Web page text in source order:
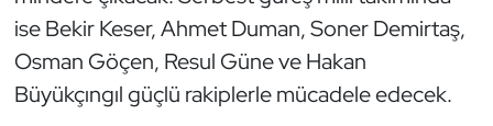
ise Bekir Keser, Ahmet Duman, Soner Demirtaş,
Osman Göçen, Resul Güne ve Hakan
Büyükçıngıl güçlü rakiplerle mücadele edecek.
Modern Pentatlon
Motor Sporları